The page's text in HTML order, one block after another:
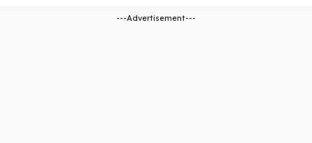
---Advertisement---